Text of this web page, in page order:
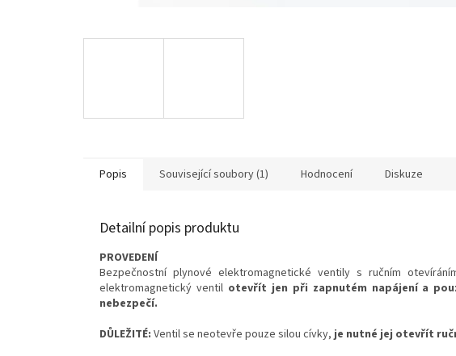
Popis Související soubory (1) Hodnocení Diskuze
Detailní popis produktu
PROVEDENÍ
Bezpečnostní plynové elektromagnetické ventily s ručním
elektromagnetický ventil otevřít jen při zapnutém napájení a
nebezpečí.
DŮLEŽITÉ: Ventil se neotevře pouze silou cívky,je nutné jej otevřít